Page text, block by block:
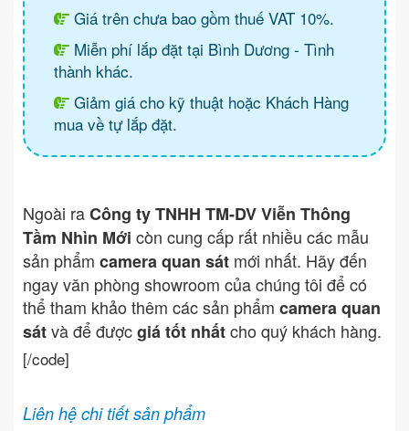
Giá trên chưa bao gồm thuế VAT 10%.
Miễn phí lắp đặt tại Bình Dương - Tình
thành khác.
Giảm giá cho kỹ thuật hoặc Khách Hàng
mua về tự lắp đặt.
Ngoài raCông ty TNHH TM-DV Viễn Thông
Tầm Nhìn Mới còn cung cấp rất nhiều các mẫu
sản phẩm camera quan sát mới nhất. Hãy đến
ngay văn phòng showroom của chúng tôi để có
thể tham khảo thêm các sản phẩm camera quan
sátvà để đượcgiá tốt nhấtcho quý khách hàng.
[/code]
Liên hệ chi tiết sản phẩm